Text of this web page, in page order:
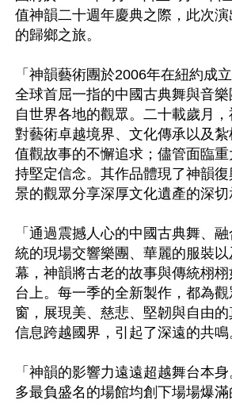
值神韻二十週年慶典之際，此次演
的歸鄉之旅。
「神韻藝術團於2006年在紐約成
全球首屈一指的中國古典舞與音
自世界各地的觀眾。二十載歲月
對藝術卓越境界、文化傳承以及
值觀故事的不懈追求；儘管面臨
持堅定信念。其作品體現了神韻
景的觀眾分享深厚文化遺產的深切
「通過震撼人心的中國古典舞、
統的現場交響樂團、華麗的服裝
幕，神韻將古老的故事與傳統栩
台上。每一季的全新製作，都為
窗，展現美、慈悲、堅韌與自由
信息跨越國界，引起了深遠的共鳴
「神韻的影響力遠遠超越舞台本
多最負盛名的場館均創下場場爆